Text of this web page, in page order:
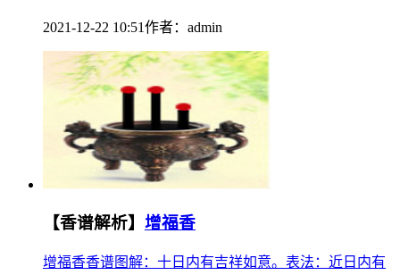
2021-12-22 10:51作者： admin
【香谱解析】 增福香
增福香香谱图解：十日内有吉祥如意。表法：近日内有